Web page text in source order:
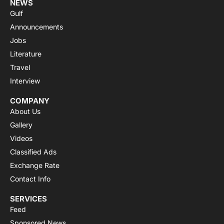
NEWS
Gulf
Announcements
Jobs
Literature
Travel
Interview
COMPANY
About Us
Gallery
Videos
Classified Ads
Exchange Rate
Contact Info
SERVICES
Feed